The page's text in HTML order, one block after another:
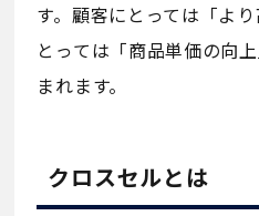
す。顧客にとっては「よ
とっては「商品単価の向
まれます。
クロスセルとは